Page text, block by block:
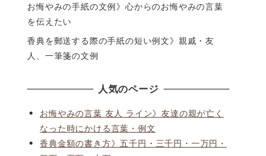
お悔やみの手紙の文例》心からのお悔やみの言葉
を伝えたい
香典を郵送する際の手紙の短い例文》親戚・友
人、一筆箋の文例
人気のページ
お悔やみの言葉 友人 ライン》友達の親が亡く
なった時にかける言葉・例文
香典金額の書き方》五千円・三千円・一万円・